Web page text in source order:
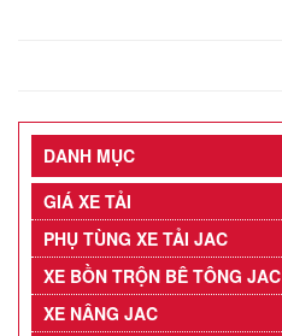
DANH MỤC
GIÁ XE TẢI
PHỤ TÙNG XE TẢI JAC
XE BỒN TRỘN BÊ TÔNG JAC
XE NÂNG JAC